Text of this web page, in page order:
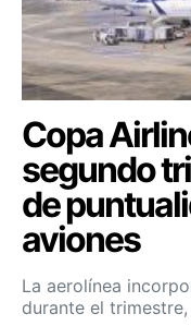
Copa
segundo
de
aviones
La aerolínea
durante el